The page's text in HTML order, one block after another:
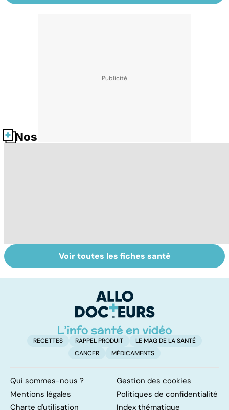
Nos fiches santé
Tout savoir sur
les infections
Inflammation des
amygdales : que
d'angine ?
Voir toutes les fiches santé
RECETTES RAPPEL PRODUIT
LE MAG DE LA SANTÉ
CANCER
MÉDICAMENTS
Qui sommes-nous ?
Gestion des cookies
Mentions légales
Politiques de confidentialité
Charte d'utilisation
Index thématique